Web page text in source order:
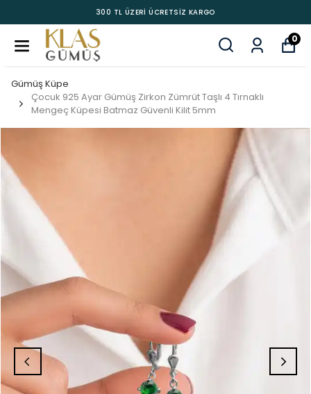
300 TL ÜZERİ ÜCRETSİZ KARGO
0
Gümüş Küpe
Çocuk 925 Ayar Gümüş Zirkon Zümrüt Taşlı 4 Tırnaklı
Mengeç Küpesi Batmaz Güvenli Kilit 5mm